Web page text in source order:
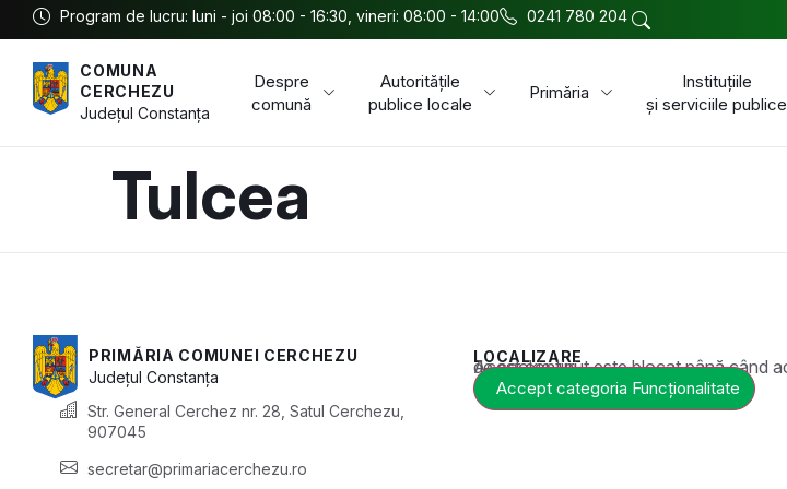
Program de lucru: luni - joi 08:00 - 16:30, vineri: 08:00 - 14:00 0241 780 204
COMUNA
CERCHEZU
JudețulConstanța
Despre
comună
Autoritățile
publice locale
Primăria
Instituțiile
și serviciile publice
Tulcea
PRIMĂRIA COMUNEI CERCHEZU
JudețulConstanța
Str. General Cerchez nr. 28, Satul Cerchezu,
907045
secretar@primariacerchezu.ro
LOCALIZARE
Acest conținut este blocat până când acceptați categoria corespunzătoare de cookie-uri.
Accept categoria Funcționalitate